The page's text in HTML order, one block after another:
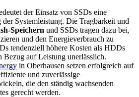
der Einsatz von SSDs eine
der Systemleistung. Die Tragbarkeit und
Speichern und SSDs tragen dazu bei,
und den Energieverbrauch zu
tendenziell höhere Kosten als HDDs
Bezug auf Leistung unerlässlich.
in Oberhausen setzen erfolgreich auf
und zuverlässige
die den ständig wachsenden
gerecht werden.